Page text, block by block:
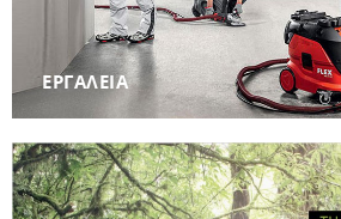
ΕΡΓΑΛΕΙΑ